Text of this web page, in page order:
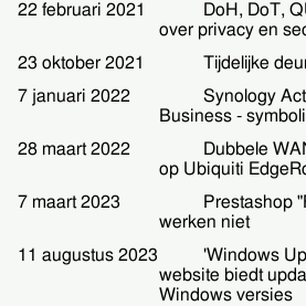
22 februari 2021
DoH, DoT,
over privacy en
23 oktober 2021
Tijdelijke
7 januari 2022
Synology
Business -
28 maart 2022
Dubbele
op Ubiquiti
7 maart 2023
Prestashop
werken niet
11 augustus 2023
'Windows
website biedt
Windows versies